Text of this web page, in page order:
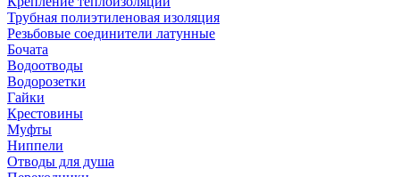
Трубная полиэтиленовая изоляция
Резьбовые соединители латунные
Бочата
Водоотводы
Водорозетки
Гайки
Крестовины
Муфты
Ниппели
Отводы для душа